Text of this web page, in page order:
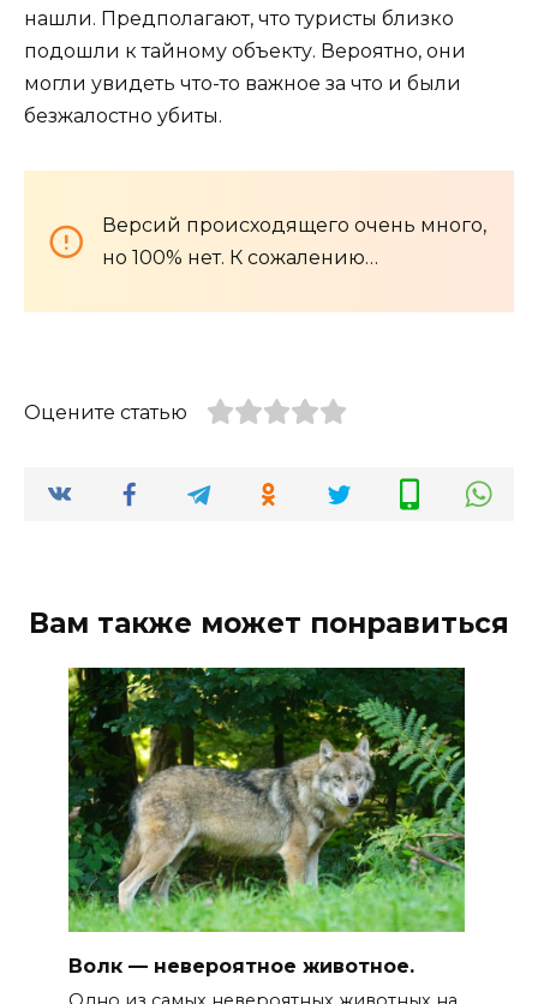
нашли. Предполагают, что туристы близко
подошли к тайному объекту. Вероятно, они
могли увидеть что-то важное за что и были
безжалостно убиты.
Версий происходящего очень много,
но 100% нет. К сожалению…
Оцените статью
Вам также может понравиться
Волк — невероятное животное.